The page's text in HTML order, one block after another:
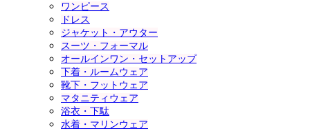
ワンピース
ドレス
ジャケット・アウター
スーツ・フォーマル
オールインワン・セットアップ
下着・ルームウェア
靴下・フットウェア
マタニティウェア
浴衣・下駄
水着・マリンウェア